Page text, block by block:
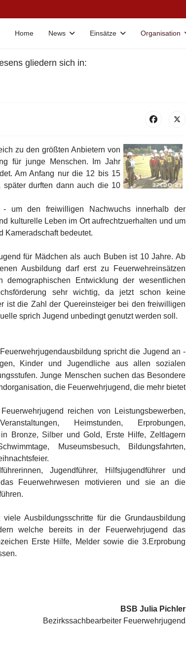
Home News Einsätze Organisation
gliedern sich in:
zu den größten Anbietern von
für junge Menschen. Im Jahr
Am Anfang nur die 12 bis 15
später durften dann auch die 10
- um den freiwilligen Nachwuchs innerhalb der
kulturelle Leben im Ort aufrechtzuerhalten und um
Kameradschaft bedeutet.
für Mädchen als auch Buben ist 10 Jahre. Ab
Ausbildung darf erst zu Feuerwehreinsätzen
Entwicklung der wesentlichen
sehr wichtig, da jetzt schon keine
ist die Zahl der Quereinsteiger bei den freiwilligen
sprich Jugend unbedingt genutzt werden soll.
spricht die Jugend an -
Kinder und Jugendliche aus allen sozialen
Junge Menschen suchen das Besondere
die Feuerwehrjugend, die mehr bietet
reichen von Leistungsbewerben,
Heimstunden, Erprobungen,
Bronze, Silber und Gold, Erste Hilfe, Zeltlagern
Museumsbesuch, Bildungsfahrten,
Jugendführer, Hilfsjugendführer und
Feuerwehrwesen motivieren und sie an die
Ausbildungsschritte für die Grundausbildung
welche bereits in der Feuerwehrjugend das
Erste Hilfe, Melder sowie die 3.Erprobung
BSB Julia Pichler
Bezirkssachbearbeiter Feuerwehrjugend